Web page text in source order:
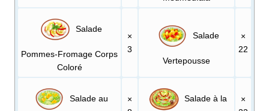
Salade
Pommes-Fromage Corps
Coloré
×
3
Salade
Vertepousse
×
22
Salade au
×
Salade à la
×